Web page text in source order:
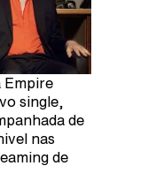
Empire
single,
de
nas
de